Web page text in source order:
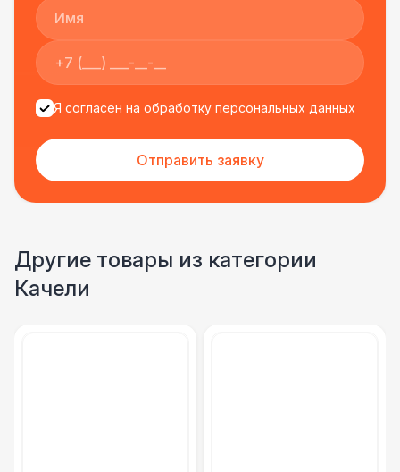
Я согласен на обработку персональных данных
Отправить заявку
Другие товары из категории
Качели